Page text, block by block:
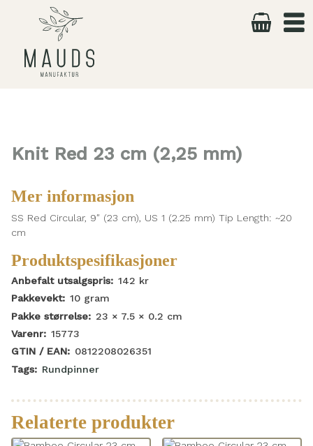
Knit Red 23 cm (2,25 mm)
Mer informasjon
SS Red Circular, 9″ (23 cm), US 1 (2.25 mm) Tip Length: ~20
cm
Produktspesifikasjoner
Anbefalt utsalgspris: 142 kr
Pakkevekt: 10 gram
Pakke størrelse: 23 × 7.5 × 0.2 cm
Varenr: 15773
GTIN / EAN: 0812208026351
Tags: Rundpinner
Relaterte produkter